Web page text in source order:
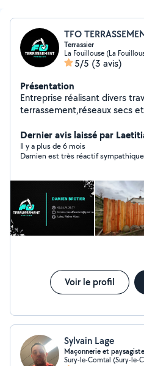
TFO
Terrassier
La Fouillouse (La
5/5 (3 avis)
Présentation
Entreprise réalisant divers
terrassement,réseaux secs
chauffeur. Nos coordonnées
photos.
Dernier avis laissé par
Il y a plus de 6 mois
Damien est très réactif
Voir le profil
Sylvain Lage
Maçonnerie et paysagiste
Sury-le-Comtal (Sury-le-